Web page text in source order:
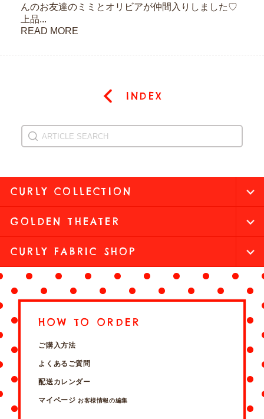
んのお友達のミミとオリビアが仲間入りしました♡
上品...
READ MORE
INDEX
CURLY COLLECTION
GOLDEN THEATER
CURLY FABRIC SHOP
HOW TO ORDER
ご購入方法
よくあるご質問
配送カレンダー
マイページ お客様情報の編集